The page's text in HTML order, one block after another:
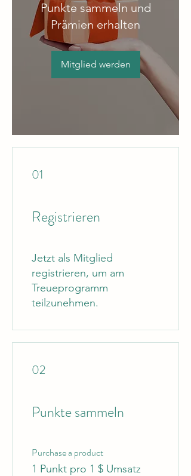
Punkte sammeln und
Prämien erhalten
Mitglied werden
01
Registrieren
Jetzt als Mitglied
registrieren, um am
Treueprogramm
teilzunehmen.
02
Punkte sammeln
Purchase a product
1 Punkt pro 1 $ Umsatz